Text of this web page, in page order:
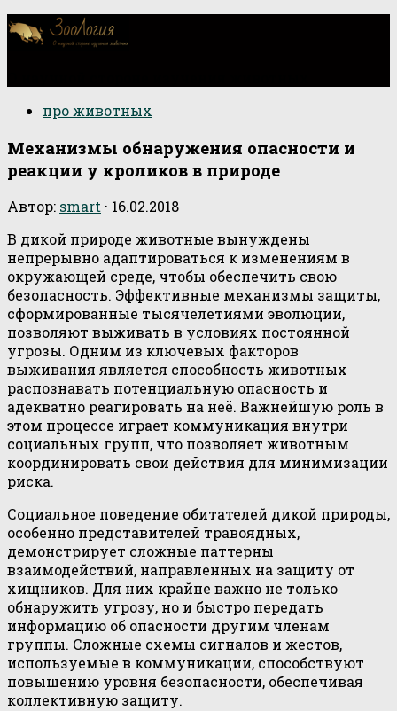
про животных
Механизмы обнаружения опасности и
реакции у кроликов в природе
Автор: smart · 16.02.2018
В дикой природе животные вынуждены
непрерывно адаптироваться к изменениям в
окружающей среде, чтобы обеспечить свою
безопасность. Эффективные механизмы защиты,
сформированные тысячелетиями эволюции,
позволяют выживать в условиях постоянной
угрозы. Одним из ключевых факторов
выживания является способность животных
распознавать потенциальную опасность и
адекватно реагировать на неё. Важнейшую роль в
этом процессе играет коммуникация внутри
социальных групп, что позволяет животным
координировать свои действия для минимизации
риска.
Социальное поведение обитателей дикой природы,
особенно представителей травоядных,
демонстрирует сложные паттерны
взаимодействий, направленных на защиту от
хищников. Для них крайне важно не только
обнаружить угрозу, но и быстро передать
информацию об опасности другим членам
группы. Сложные схемы сигналов и жестов,
используемые в коммуникации, способствуют
повышению уровня безопасности, обеспечивая
коллективную защиту.